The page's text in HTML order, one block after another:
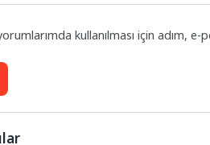
kullanılması için adım,